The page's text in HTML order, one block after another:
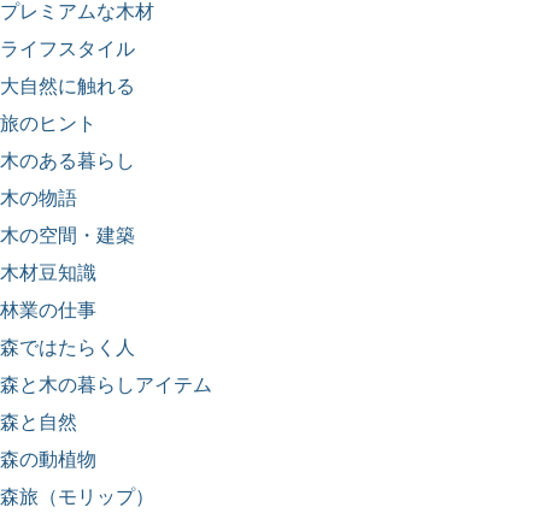
プレミアムな木材
ライフスタイル
大自然に触れる
旅のヒント
木のある暮らし
木の物語
木の空間・建築
木材豆知識
林業の仕事
森ではたらく人
森と木の暮らしアイテム
森と自然
森の動植物
森旅（モリップ）